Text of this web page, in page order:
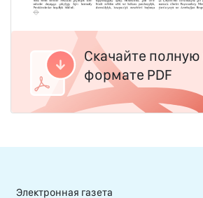
Скачайте
формате PDF
Электронная газета